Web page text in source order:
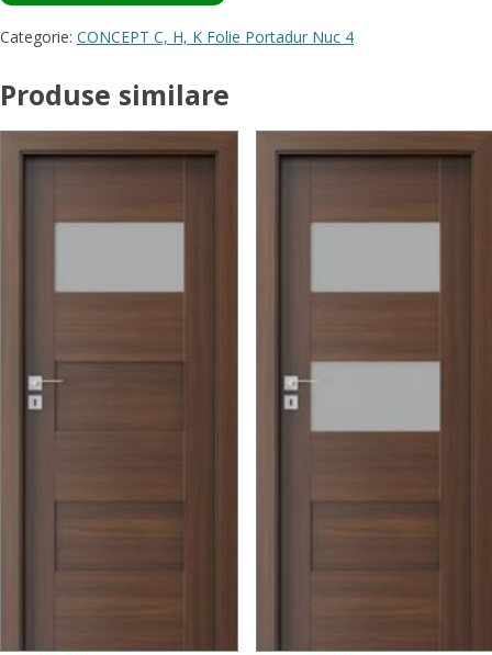
Categorie: CONCEPT C, H, K Folie Portadur Nuc 4
Produse similare